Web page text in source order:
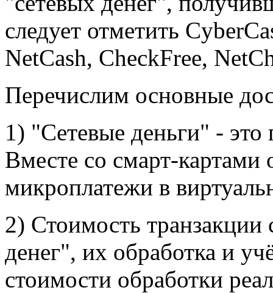
следует отметить
NetCash, CheckFree,
Перечислим основные
1) "Сетевые деньги" - это
Вместе со смарт-картами
микроплатежи в
2) Стоимость транзакции
денег", их обработка и
стоимости обработки